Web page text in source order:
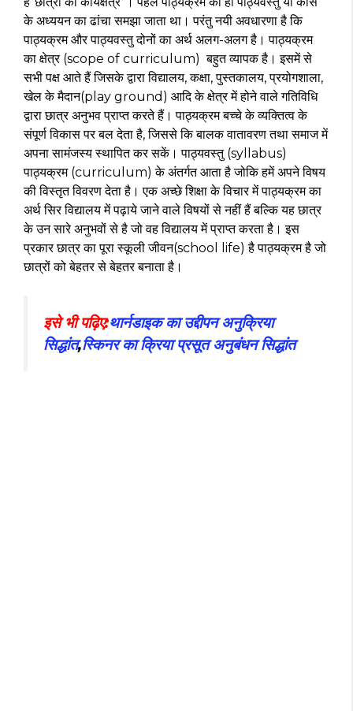
के अध्ययन का ढांचा समझा जाता था। परंतु नयी अवधारणा है कि
पाठ्यक्रम और पाठ्यवस्तु दोनों का अर्थ अलग-अलग है। पाठ्यक्रम
का क्षेत्र (scope of curriculum) बहुत व्यापक है। इसमें से
सभी पक्ष आते हैं जिसके द्वारा विद्यालय, कक्षा, पुस्तकालय, प्रयोगशाला,
खेल के मैदान(play ground) आदि के क्षेत्र में होने वाले गतिविधि
द्वारा छात्र अनुभव प्राप्त करते हैं। पाठ्यक्रम बच्चे के व्यक्तित्व के
संपूर्ण विकास पर बल देता है, जिससे कि बालक वातावरण तथा समाज में
अपना सामंजस्य स्थापित कर सकें। पाठ्यवस्तु (syllabus)
पाठ्यक्रम (curriculum) के अंतर्गत आता है जोकि हमें अपने विषय
की विस्तृत विवरण देता है। एक अच्छे शिक्षा के विचार में पाठ्यक्रम का
अर्थ सिर विद्यालय में पढ़ाये जाने वाले विषयों से नहीं हैं बल्कि यह छात्र
के उन सारे अनुभवों से है जो वह विद्यालय में प्राप्त करता है। इस
प्रकार छात्र का पूरा स्कूली जीवन(school life) है पाठ्यक्रम है जो
छात्रों को बेहतर से बेहतर बनाता है।
इसे भी पढ़िए:थार्नडाइक का उद्दीपन अनुक्रिया
सिद्धांत,स्किनर का क्रिया प्रसूत अनुबंधन सिद्धांत